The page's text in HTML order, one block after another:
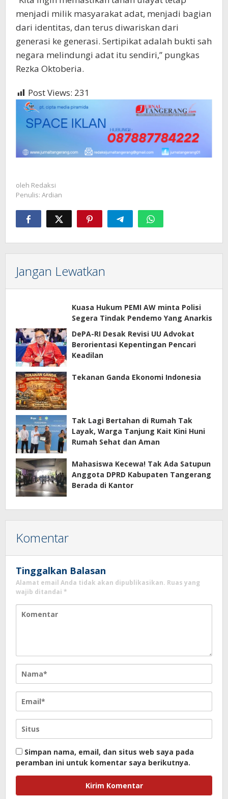
menjadi milik masyarakat adat, menjadi bagian
dari identitas, dan terus diwariskan dari
generasi ke generasi. Sertipikat adalah bukti sah
negara melindungi adat itu sendiri,” pungkas
Rezka Oktoberia.
Post Views: 231
oleh Redaksi
Penulis: Ardian
Jangan Lewatkan
Kuasa Hukum PEMI AW minta Polisi
Segera Tindak Pendemo Yang Anarkis
DePA-RI Desak Revisi UU Advokat
Berorientasi Kepentingan Pencari
Keadilan
Tekanan Ganda Ekonomi Indonesia
Tak Lagi Bertahan di Rumah Tak
Layak, Warga Tanjung Kait Kini Huni
Rumah Sehat dan Aman
Mahasiswa Kecewa! Tak Ada Satupun
Anggota DPRD Kabupaten Tangerang
Berada di Kantor
Komentar
Tinggalkan Balasan
Alamat email Anda tidak akan dipublikasikan. Ruas yang
wajib ditandai *
Simpan nama, email, dan situs web saya pada
peramban ini untuk komentar saya berikutnya.